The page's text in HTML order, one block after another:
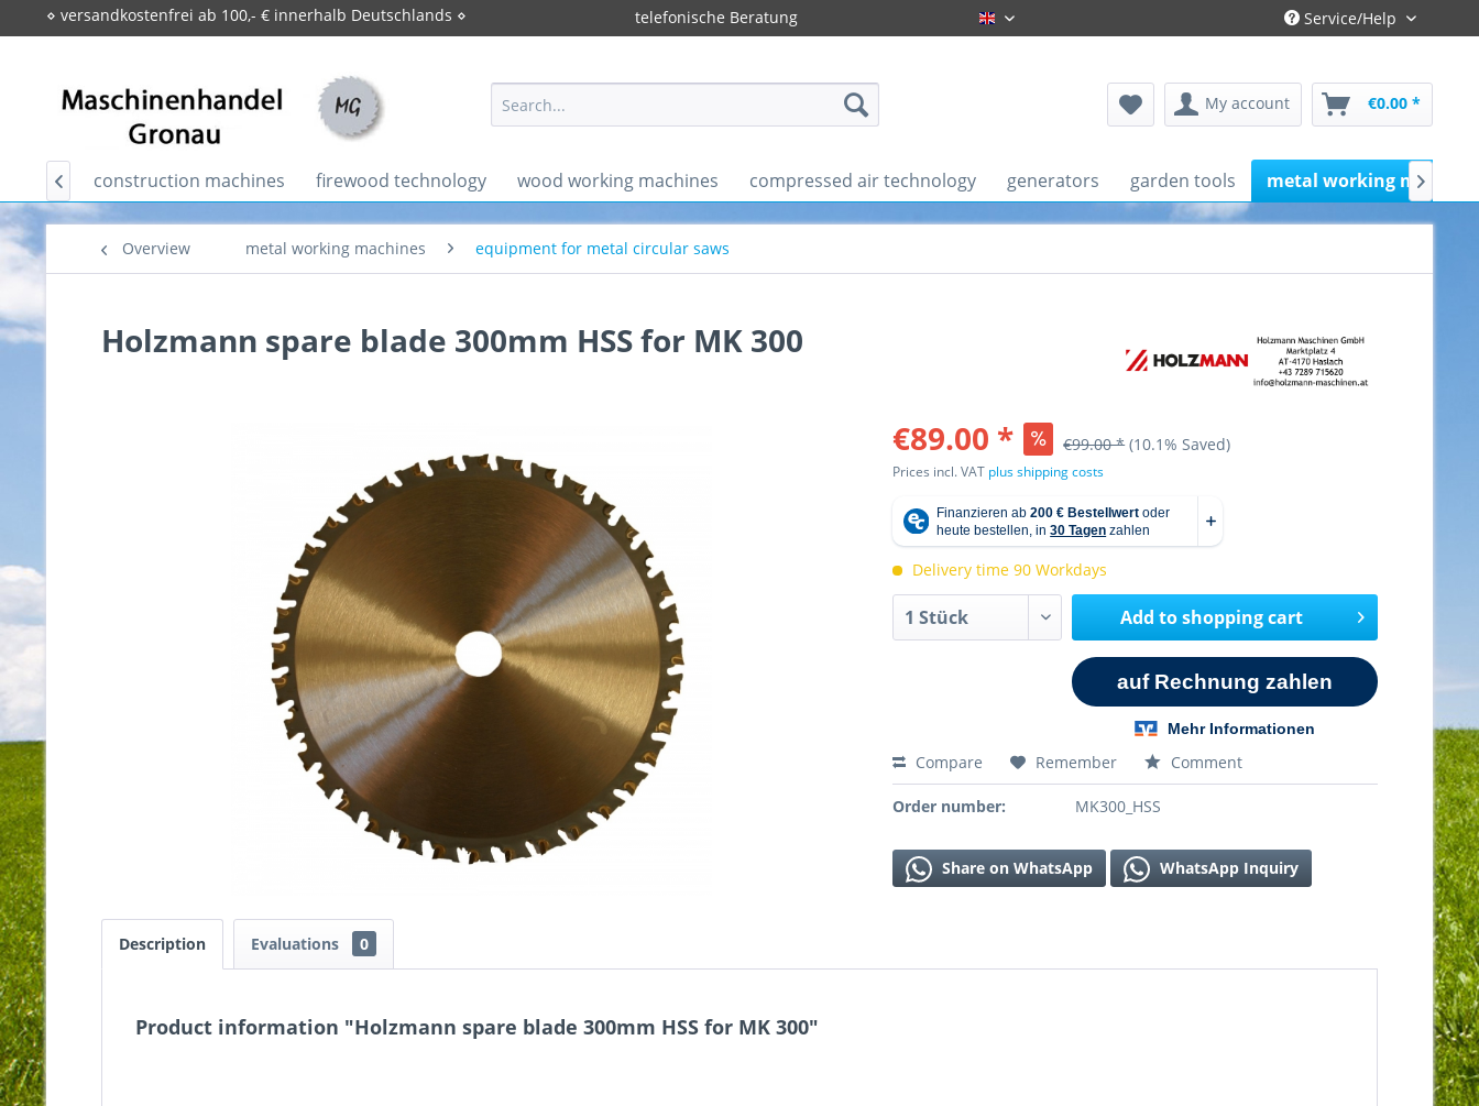
⋄ versandkostenfrei ab 100,- € innerhalb Deutschlands ⋄ telefonische Beratung Gronau-Englisch Service/Help
My account €0.00 *
Home construction machines firewood technology wood working machines compressed air technology generators garden tools metal working
 
Overview metal working machines equipment for metal circular saws
Holzmann spare blade 300mm HSS for MK 300
€89.00 * €99.00 * (10.1% Saved)
Prices incl. VAT plus shipping costs
Delivery time 90 Workdays
Add toshopping cart
Compare Remember Comment
Order number: MK300_HSS
Share on WhatsApp WhatsApp Inquiry
Description Evaluations 0
Product information "Holzmann spare blade 300mm HSS for MK 300"